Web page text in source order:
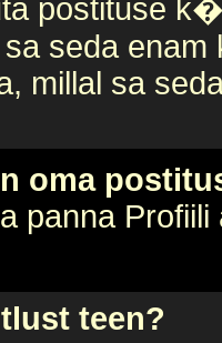
postituse
seda
millal sa
oma
panna Profiili
teen?